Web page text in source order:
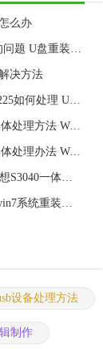
么办
如何解决U盘重装系统后出现硬盘读取错误的问题 U盘重装系统硬盘读取错误怎么办
决方法
U盘重装win7系统出现蓝屏错误代码0xc0000225如何处理 U盘安装win7系统出现蓝屏怎么办
win7系统u盘未能成功安装设备驱动程序的具体处理方法 Win7系统u盘设备驱动程序安装失败怎么办
win7系统u盘未能成功安装设备驱动程序的具体处理办法 Win7系统u盘设备驱动安装失败解决方法
联想S3040一体机怎么一键u盘装系统win7 联想S3040一体机如何使用一键U盘安装Windows 7系统
重装win7系统出现bootingwindows如何修复 win7系统重装后出现booting windows无法修复
设备处理方法
制作